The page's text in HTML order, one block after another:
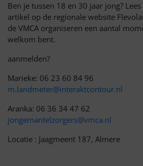
Ben je tussen 18 en 30 jaar jong?
artikel op de regionale website
de VMCA organiseren een aantal
welkom bent.
aanmelden?
Marieke: 06 23 60 84 96
m.landmeter@interaktcontour.nl
Aranka: 06 36 34 47 62
jongemantelzorgers@vmca.nl
Locatie : Jaagmeent 187, Almere